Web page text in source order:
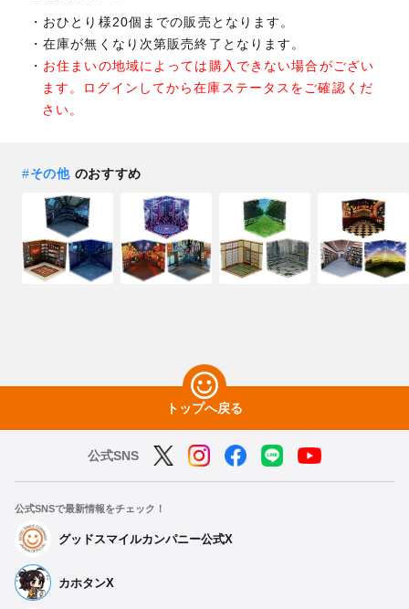
おひとり様20個までの販売となります。
在庫が無くなり次第販売終了となります。
お住まいの地域によっては購入できない場合がござい
ます。ログインしてから在庫ステータスをご確認くだ
さい。
#その他のおすすめ
トップへ戻る
公式SNS
公式SNSで最新情報をチェック！
グッドスマイルカンパニー公式X
カホタンX